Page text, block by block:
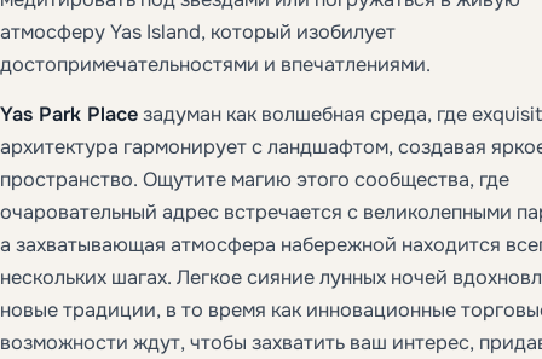
атмосферу Yas Island, который изобилует
достопримечательностями и впечатлениями.
Yas Park Placeзадуман как волшебная среда, где
архитектура гармонирует с ландшафтом, создавая
пространство. Ощутите магию этого сообщества, где
очаровательный адрес встречается с великолепными
а захватывающая атмосфера набережной находится
нескольких шагах. Легкое сияние лунных ночей
новые традиции, в то время как инновационные
возможности ждут, чтобы захватить ваш интерес,